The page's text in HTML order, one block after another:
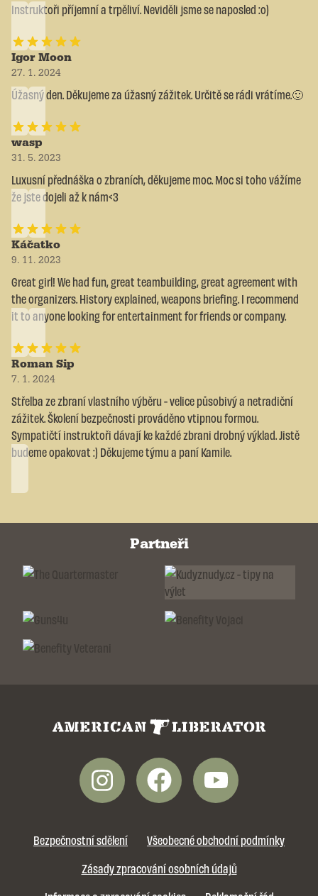
Instruktoři příjemní a trpěliví. Neviděli jsme se naposled :o)
Igor Moon
27. 1. 2024
Úžasný den. Děkujeme za úžasný zážitek. Určitě se rádi vrátíme.🙂
wasp
31. 5. 2023
Luxusní přednáška o zbraních, děkujeme moc. Moc si toho vážíme
že jste dojeli až k nám<3
Káčatko
9. 11. 2023
Great girl! We had fun, great teambuilding, great agreement with
the organizers. History explained, weapons briefing. I recommend
it to anyone looking for entertainment for friends or company.
Roman Sip
7. 1. 2024
Střelba ze zbraní vlastního výběru - velice působivý a netradiční
zážitek. Školení bezpečnosti prováděno vtipnou formou.
Sympatičtí instruktoři dávají ke každé zbrani drobný výklad. Jistě
budeme opakovat :) Děkujeme týmu a paní Kamile.
Partneři
Bezpečnostní sdělení
Všeobecné obchodní podmínky
Zásady zpracování osobních údajů